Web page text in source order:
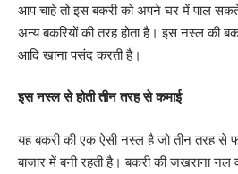
आप चाहे तो इस बकरी को अपने घर में पाल
अन्य बकरियों की तरह होता है। इस नस्ल की
आदि खाना पसंद करती है।
इस नस्ल से होती तीन तरह से कमाई
यह बकरी की एक ऐसी नस्ल है जो तीन तरह से
बाजार में बनी रहती है। बकरी की जखराना नल